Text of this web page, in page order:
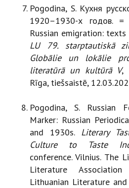
Pogodina, S. Кухня
1920–1930-х годов.
Russian emigration:
LU 79. starptautiskā
Globālie un lokālie
literatūrā un kultūrā V,
Rīga, tiešsaistē,
Pogodina, S.
Marker: Russian
and 1930s. Literary
Culture to Taste
conference. Vilnius. The
Literature
Lithuanian Literature